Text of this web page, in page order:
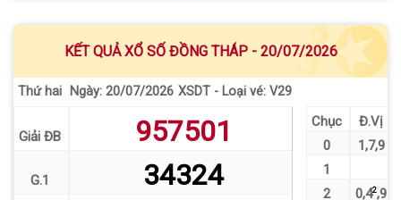
KẾT QUẢ XỔ SỐ ĐỒNG THÁP - 20/07/2026
Thứ hai Ngày: 20/07/2026 XSDT - Loại vé: V29
Giải ĐB 957501
G.1 34324
Chục
Đ.Vị
0
1,7,9
1
2
0,42,9